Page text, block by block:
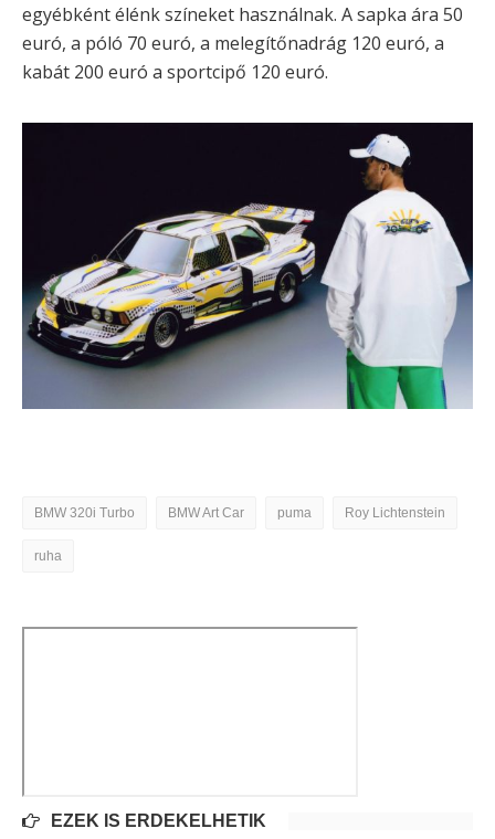
egyébként élénk színeket használnak. A sapka ára 50
euró, a póló 70 euró, a melegítőnadrág 120 euró, a
kabát 200 euró a sportcipő 120 euró.
BMW 320i Turbo BMW Art Car puma Roy Lichtenstein
ruha
EZEK IS ÉRDEKELHETIK